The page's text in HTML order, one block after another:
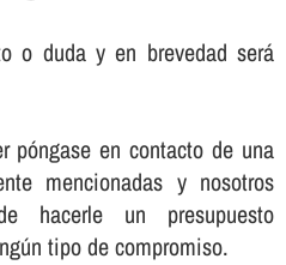
o duda y en brevedad será
póngase en contacto de una
mencionadas y nosotros
hacerle un presupuesto
tipo de compromiso.